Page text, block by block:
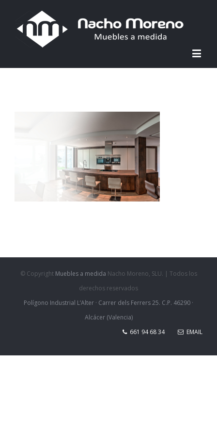
© Copyright Muebles a medida Nacho Moreno, SLU. | Todos los
derechos reservados
Polígono Industrial L’Alter · Carrer dels Ferrers 25. C.P. 46290 ·
Alcácer (Valencia)
661 94 68 34
EMAIL